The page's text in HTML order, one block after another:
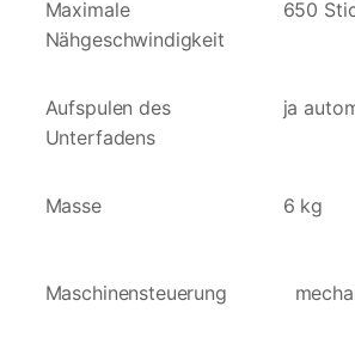
Maximale
Nähgeschwindigkeit
650
Aufspulen des
Unterfadens
ja
Masse 6 kg
Maschinensteuerung